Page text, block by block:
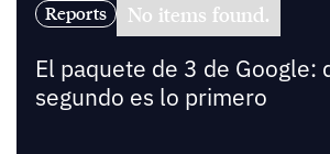
Reports No items found.
El paquete de 3 de Google:
segundo es lo primero